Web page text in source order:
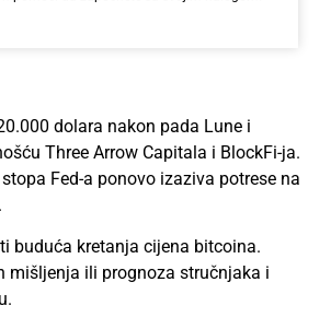
dolara nakon pada Lune i
Three Arrow Capitala i BlockFi-ja.
Fed-a ponovo izaziva potrese na
buduća kretanja cijena bitcoina.
mišljenja ili prognoza stručnjaka i